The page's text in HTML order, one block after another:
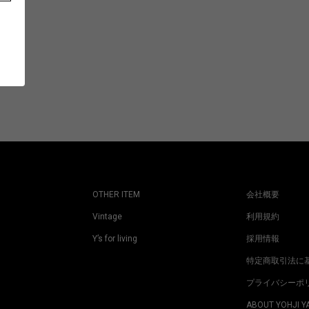
OTHER ITEM
Vintage
Y’s for living
会社概要
利用規約
採用情報
特定商取引法に
プライバシーポ
ABOUT YOHJI